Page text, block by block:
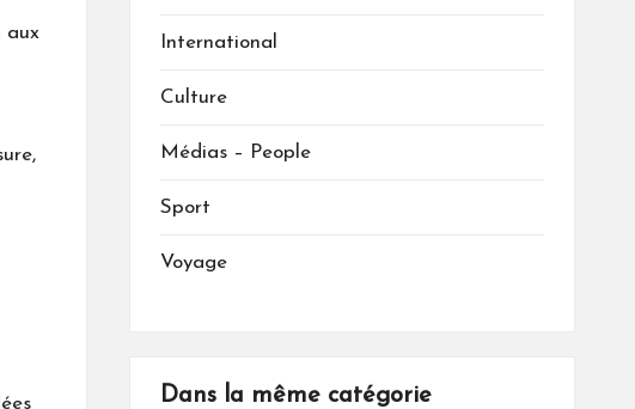
aux
International
Culture
Médias – People
Sport
Voyage
Dans la même catégorie